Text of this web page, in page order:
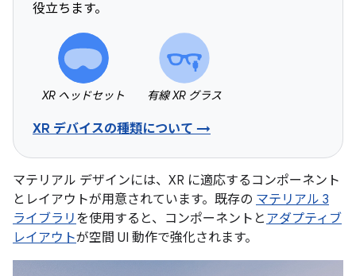
役立ちます。
XR ヘッドセット 有線 XR グラス
XR デバイスの種類について →
マテリアル デザインには、XR に適応するコンポーネント
とレイアウトが用意されています。既存の マテリアル 3
ライブラリ を使用すると、コンポーネントと アダプティブ
レイアウトが空間 UI 動作で強化されます。